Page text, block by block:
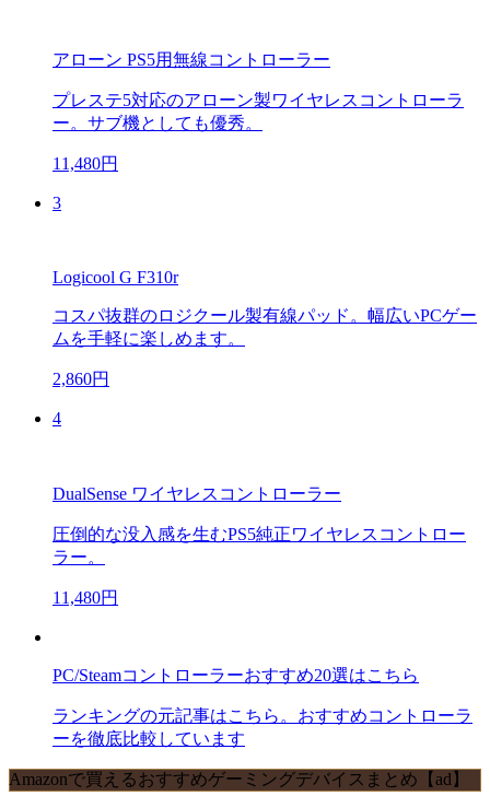
アローン PS5用無線コントローラー
プレステ5対応のアローン製ワイヤレスコントローラ
ー。サブ機としても優秀。
11,480円
3
Logicool G F310r
コスパ抜群のロジクール製有線パッド。幅広いPCゲー
ムを手軽に楽しめます。
2,860円
4
DualSense ワイヤレスコントローラー
圧倒的な没入感を生むPS5純正ワイヤレスコントロー
ラー。
11,480円
PC/Steamコントローラーおすすめ20選はこちら
ランキングの元記事はこちら。おすすめコントローラ
ーを徹底比較しています
Amazonで買えるおすすめゲーミングデバイスまとめ【ad】